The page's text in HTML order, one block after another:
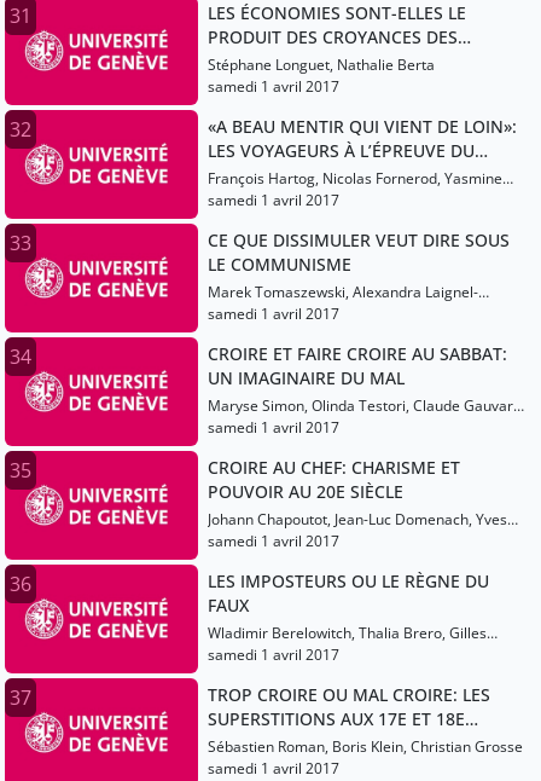
31
LES ÉCONOMIES SONT-ELLES LE
PRODUIT DES CROYANCES DES
ÉCONOMISTES?
Stéphane Longuet, Nathalie Berta
samedi 1 avril 2017
32
«A BEAU MENTIR QUI VIENT DE LOIN»:
LES VOYAGEURS À L’ÉPREUVE DU
DOUTE (16E-17E SIÈCLES)
François Hartog, Nicolas Fornerod, Yasmine
Atlas
samedi 1 avril 2017
33
CE QUE DISSIMULER VEUT DIRE SOUS
LE COMMUNISME
Marek Tomaszewski, Alexandra Laignel-
Lavastine
samedi 1 avril 2017
34
CROIRE ET FAIRE CROIRE AU SABBAT:
UN IMAGINAIRE DU MAL
Maryse Simon, Olinda Testori, Claude Gauvard,
Martine Ostorero
samedi 1 avril 2017
35
CROIRE AU CHEF: CHARISME ET
POUVOIR AU 20E SIÈCLE
Johann Chapoutot, Jean-Luc Domenach, Yves
Cohen
samedi 1 avril 2017
36
LES IMPOSTEURS OU LE RÈGNE DU
FAUX
Wladimir Berelowitch, Thalia Brero, Gilles
Lecuppre
samedi 1 avril 2017
37
TROP CROIRE OU MAL CROIRE: LES
SUPERSTITIONS AUX 17E ET 18E
SIÈCLES
Sébastien Roman, Boris Klein, Christian Grosse
samedi 1 avril 2017